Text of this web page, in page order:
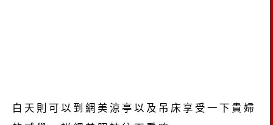
白天則可以到網美涼亭以及吊床享受一下貴婦